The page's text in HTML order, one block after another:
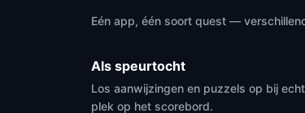
Eén app, één soort quest —
Als speurtocht
Los aanwijzingen en puzzels op bij
plek op het scorebord.